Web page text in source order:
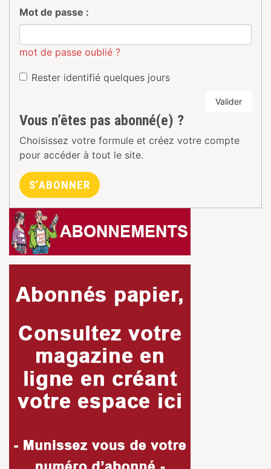
Mot de passe :
mot de passe oublié ?
Rester identifié quelques jours
Valider
Vous n’êtes pas abonné(e) ?
Choisissez votre formule et créez votre compte
pour accéder à tout le site.
S’ABONNER